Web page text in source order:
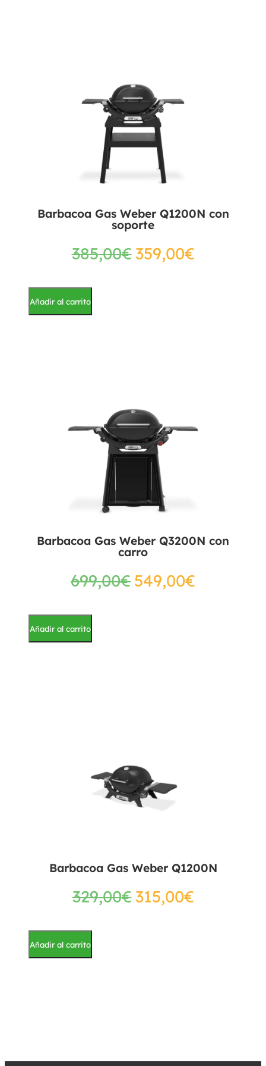
Barbacoa Gas Weber Q1200N con
soporte
385,00€359,00€
Añadir al carrito
Barbacoa Gas Weber Q3200N con
carro
699,00€ 549,00€
Añadir al carrito
Barbacoa Gas Weber Q1200N
329,00€315,00€
Añadir al carrito